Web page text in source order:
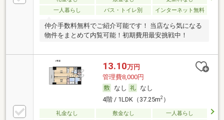
一人暮らし
バス・トイレ別 インターネット無料
仲介手数料無料でご紹介可能です！ 当店なら気になる
物件をまとめて内覧可能！初期費用最安挑戦中！
13.10万円
管理費8,000円
なし
なし
4階 / 1LDK（37.25m2）
礼金なし 敷金なし
一人暮らし